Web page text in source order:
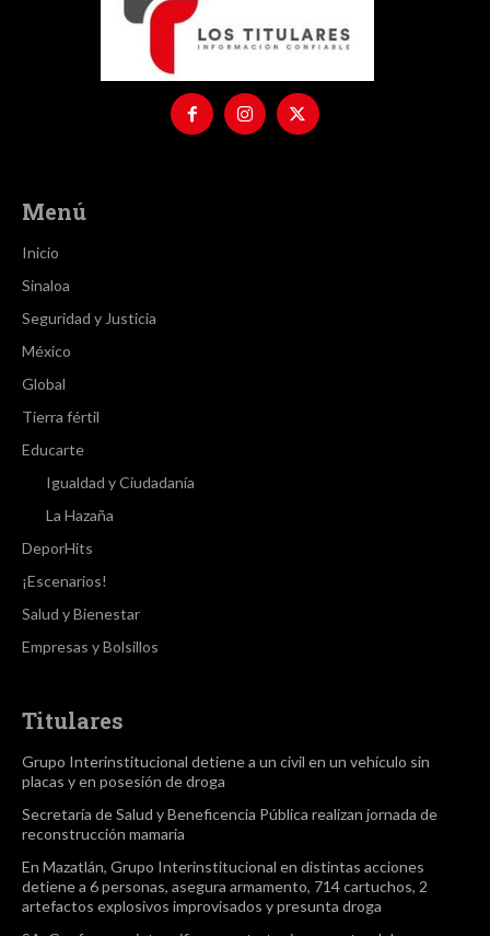
Menú
Inicio
Sinaloa
Seguridad y Justicia
México
Global
Tierra fértil
Educarte
Igualdad y Ciudadanía
La Hazaña
DeporHits
¡Escenarios!
Salud y Bienestar
Empresas y Bolsillos
Titulares
Grupo Interinstitucional detiene a un civil en un vehículo sin
placas y en posesión de droga
Secretaría de Salud y Beneficencia Pública realizan jornada de
reconstrucción mamaria
En Mazatlán, Grupo Interinstitucional en distintas acciones
detiene a 6 personas, asegura armamento, 714 cartuchos, 2
artefactos explosivos improvisados y presunta droga